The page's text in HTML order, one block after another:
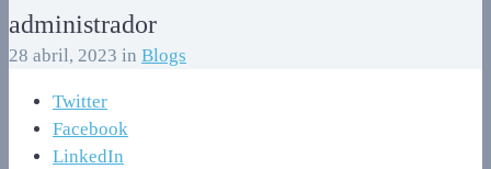
administrador
28 abril, 2023 in Blogs
Twitter
Facebook
LinkedIn